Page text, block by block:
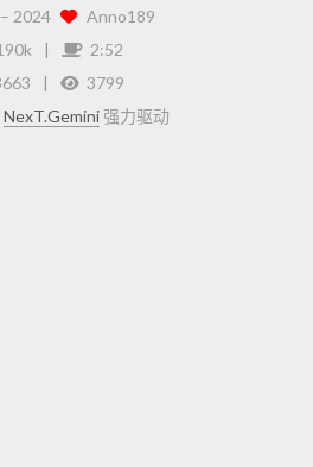
2024
Anno189
2:52
3799
NexT.Gemini 强力驱动